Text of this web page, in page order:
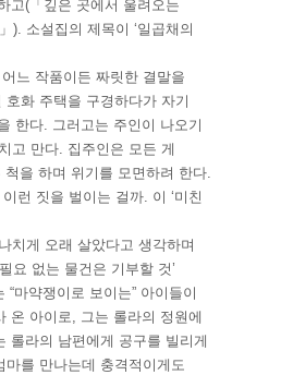
고(「깊은 곳에서 울려오는
). 소설집의 제목이 ‘일곱채의
느 작품이든 짜릿한 결말을
화 주택을 구경하다가 자기
한다. 그러고는 주인이 나오기
고 만다. 집주인은 모든 게
을 하며 위기를 모면하려 한다.
런 짓을 벌이는 걸까. 이 ‘미친
치게 오래 살았다고 생각하며
요 없는 물건은 기부할 것’
“마약쟁이로 보이는” 아이들이
온 아이로, 그는 롤라의 정원에
롤라의 남편에게 공구를 빌리게
를 만나는데 충격적이게도